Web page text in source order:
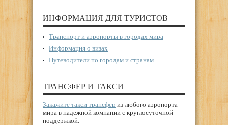
ИНФОРМАЦИЯ ДЛЯ ТУРИСТОВ
Транспорт и аэропорты в городах мира
Информация о визах
Путеводители по городам и странам
ТРАНСФЕР И ТАКСИ
Закажите такси трансфер из любого аэропорта
мира в надежной компании с круглосуточной
поддержкой.